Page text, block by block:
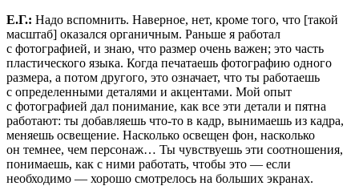
Е.Г.: Надо вспомнить. Наверное, нет, кроме того, что [такой
масштаб] оказался органичным. Раньше я работал
с фотографией, и знаю, что размер очень важен; это часть
пластического языка. Когда печатаешь фотографию одного
размера, а потом другого, это означает, что ты работаешь
с определенными деталями и акцентами. Мой опыт
с фотографией дал понимание, как все эти детали и пятна
работают: ты добавляешь что-то в кадр, вынимаешь из кадра,
меняешь освещение. Насколько освещен фон, насколько
он темнее, чем персонаж… Ты чувствуешь эти соотношения,
понимаешь, как с ними работать, чтобы это — если
необходимо — хорошо смотрелось на больших экранах.